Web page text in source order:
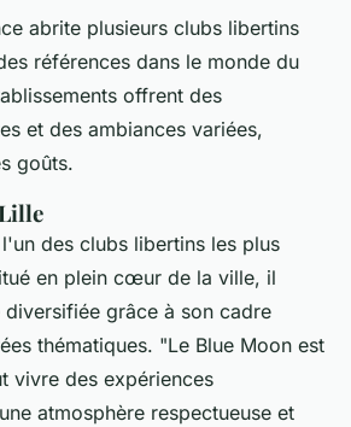
abrite plusieurs clubs libertins
références dans le monde du
offrent des
et des ambiances variées,
goûts.
des clubs libertins les plus
en plein cœur de la ville, il
grâce à son cadre
thématiques. "Le Blue Moon est
vivre des expériences
atmosphère respectueuse et